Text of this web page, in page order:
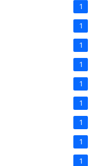
1
1
1
1
1
1
1
1
1